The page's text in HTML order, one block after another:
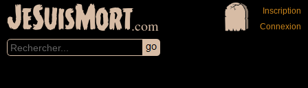
JeSuisMort.com
Inscription
Connexion